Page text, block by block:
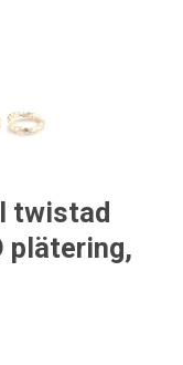
twistad
plätering,